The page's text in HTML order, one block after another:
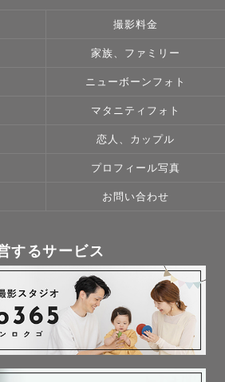
わせてできるだけ楽しみながら過ご
い。
早めにご予約されることをおすすめ
は太陽が真上にくるため撮影に最も
ております。
、午後は夕方ごろが光も和らぎ綺麗
できますのでおすすめです✨
より変動があります。ご理解いた
撮影料金
家族、ファミリー
ニューボーンフォト
マタニティフォト
恋人、カップル
プロフィール写真
お問い合わせ
するサービス